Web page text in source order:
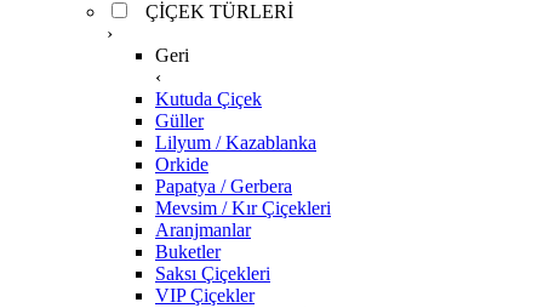
ÇİÇEK TÜRLERİ
›
Geri
‹
Kutuda Çiçek
Güller
Lilyum / Kazablanka
Orkide
Papatya / Gerbera
Mevsim / Kır Çiçekleri
Aranjmanlar
Buketler
Saksı Çiçekleri
VIP Çiçekler